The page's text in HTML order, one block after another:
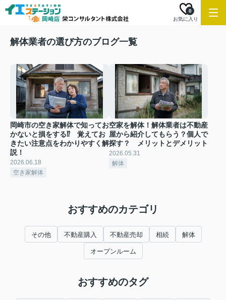
お気に入り
0
解体業者の選び方のブログ一覧
岡崎市の空き家解体で知ってお
かないと損をする⁉ 覚えてお
きたい注意点をわかりやすく解
説！
2026.06.18
空き家解体
空家を解体！解体業者は不動産
屋から紹介してもらう？個人で
探す？ メリットとデメリット
2026.05.31
解体
おすすめのカテゴリ
その他 不動産購入 不動産売却 相続 解体
オープンルーム
おすすめのタグ